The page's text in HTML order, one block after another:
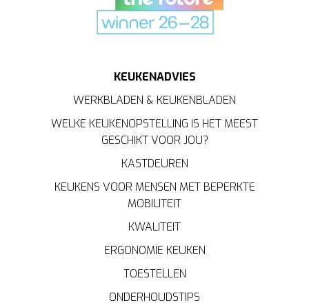
KEUKENADVIES
WERKBLADEN & KEUKENBLADEN
WELKE KEUKENOPSTELLING IS HET MEEST
GESCHIKT VOOR JOU?
KASTDEUREN
KEUKENS VOOR MENSEN MET BEPERKTE
MOBILITEIT
KWALITEIT
ERGONOMIE KEUKEN
TOESTELLEN
ONDERHOUDSTIPS